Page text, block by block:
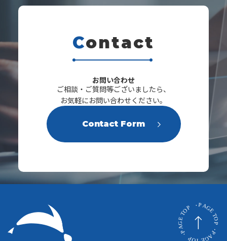
Contact
お問い合わせ
ご相談・ご質問等ございましたら、
お気軽にお問い合わせください。
Contact Form